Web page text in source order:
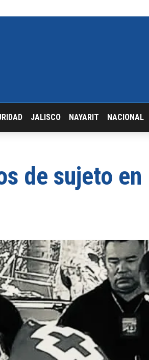
JALISCO NAYARIT NACIONAL
de sujeto